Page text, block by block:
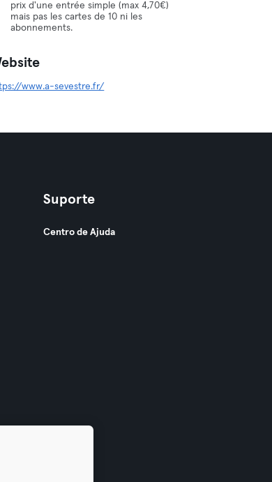
prix d'une entrée simple (max 4,70€)
mais pas les cartes de 10 ni les
abonnements.
www.a-sevestre.fr/
Suporte
Centro de Ajuda